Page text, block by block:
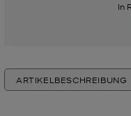
In
ARTIKELBESCHREIBUNG